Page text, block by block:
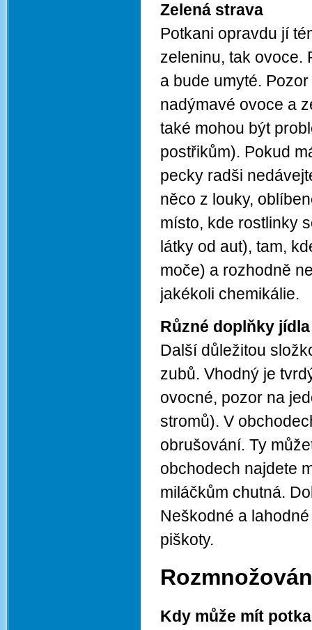
Zelená strava
Potkani opravdu jí
zeleninu, tak ovoce.
a bude umyté.
nadýmavé ovoce a
také mohou být
postřikům). Pokud
pecky radši
něco z louky,
místo, kde rostlinky
látky od aut), tam,
moče) a rozhodně
jakékoli chemikálie.
Různé doplňky
Další důležitou
zubů. Vhodný je
ovocné, pozor na
stromů). V
obrušování. Ty
obchodech najdete
miláčkům chutná.
Neškodné a
piškoty.
Kdy může mít